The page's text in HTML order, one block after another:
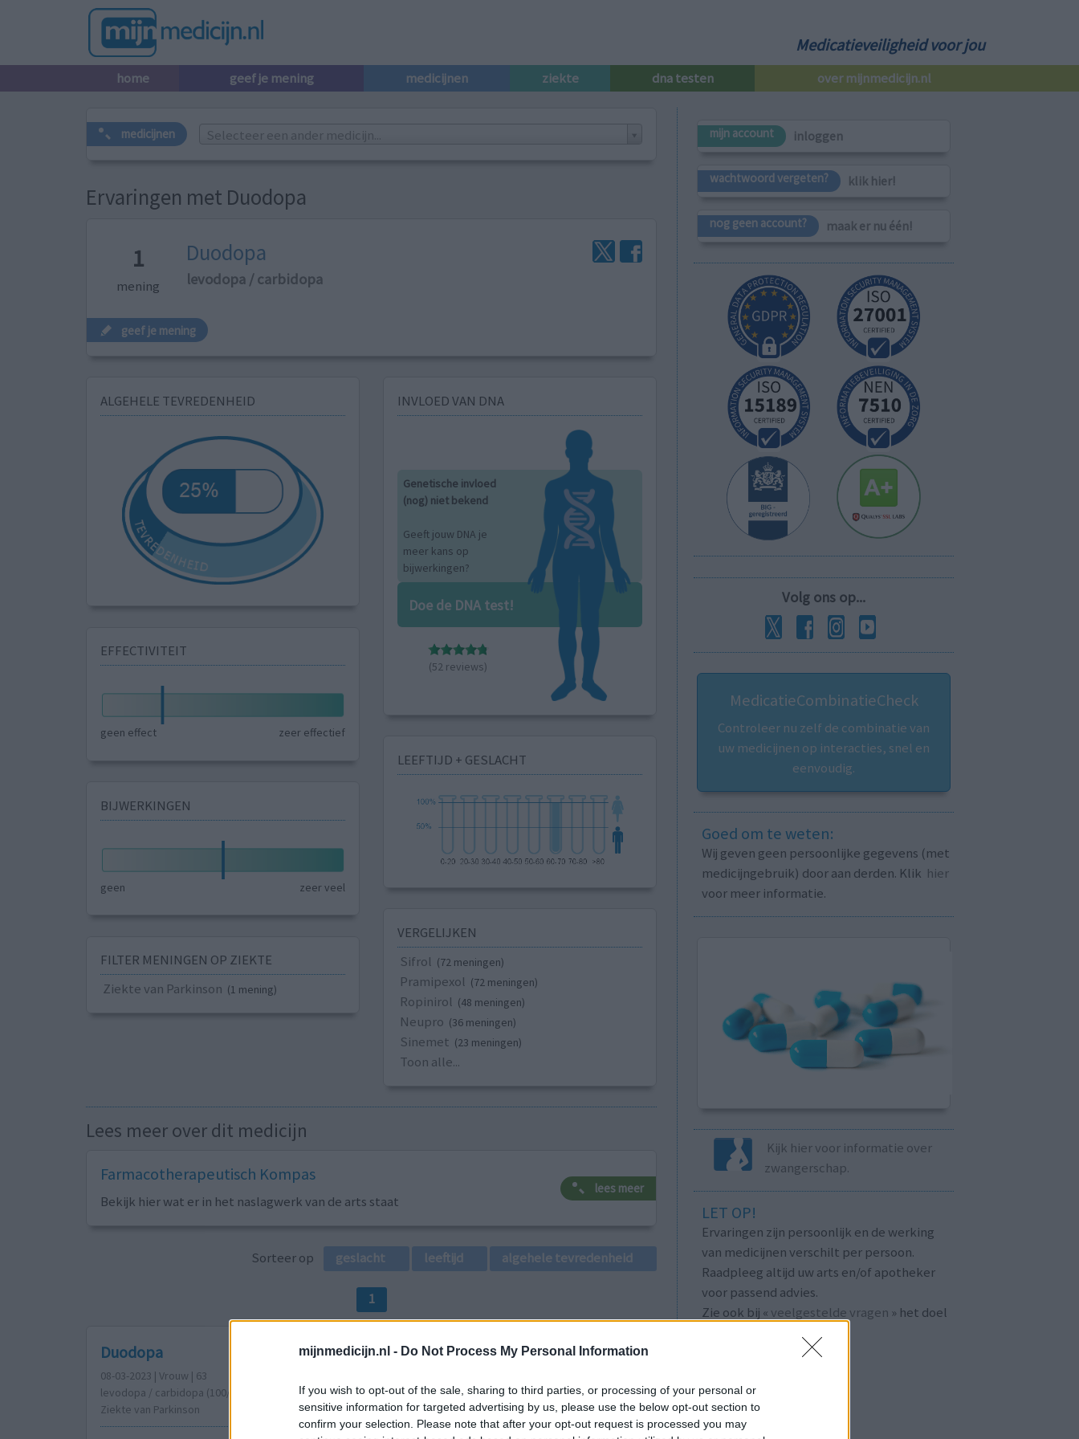
mijnmedicijn.nl - Do Not Process My Personal Information
If you wish to opt-out of the sale, sharing to third parties, or processing of your personal or
sensitive information for targeted advertising by us, please use the below opt-out section to
confirm your selection. Please note that after your opt-out request is processed you may
Medicatieveiligheid voor jou
home geef je mening medicijnen ziekte dna testen over mijnmedicijn.nl
medicijnen Selecteer een ander medicijn...
Ervaringen met Duodopa
1
mening
Duodopa
levodopa / carbidopa
geef je mening
ALGEHELE TEVREDENHEID
EFFECTIVITEIT
geen effect zeer effectief
BIJWERKINGEN
geen zeer veel
FILTER MENINGEN OP ZIEKTE
Ziekte van Parkinson (1 mening)
INVLOED VAN DNA
Genetische invloed
(nog) niet bekend
Geeft jouw DNA je
meer kans op
bijwerkingen?
Doe de DNA test!
(52 reviews)
LEEFTIJD + GESLACHT
VERGELIJKEN
Sifrol (72 meningen)
Pramipexol (72 meningen)
Ropinirol (48 meningen)
Neupro (36 meningen)
Sinemet (23 meningen)
Toon alle...
Lees meer over dit medicijn
Farmacotherapeutisch Kompas
Bekijk hier wat er in het naslagwerk van de arts staat
lees meer
Sorteer op geslacht leeftijd algehele tevredenheid
1
Duodopa
08-03-2023 | Vrouw | 63
levodopa / carbidopa (100/25mg)
Ziekte van Parkinson
mijn account inloggen
wachtwoord vergeten? klik hier!
nog geen account? maak er nu één!
Volg ons op...
MedicatieCombinatieCheck
Controleer nu zelf de combinatie van
uw medicijnen op interacties, snel en
eenvoudig.
Goed om te weten:
Wij geven geen persoonlijke gegevens (met
medicijngebruik) door aan derden. Klik hier
voor meer informatie.
Kijk hier voor informatie over
zwangerschap.
LET OP!
Ervaringen zijn persoonlijk en de werking
van medicijnen verschilt per persoon.
Raadpleeg altijd uw arts en/of apotheker
voor passend advies.
Zie ook bij « veelgestelde vragen » het doel